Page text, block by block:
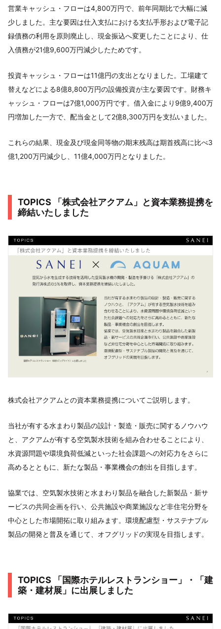
営業キャッシュ・フローは4,800万円で、前年同期比で大幅に減
少しました。主な要因は仕入支払における支払手形および電子記
録債務の利用を原則廃止し、現金振込へ変更したことにより、仕
入債務が21億9,600万円減少したためです。
投資キャッシュ・フローは11億円の支出となりました。工場建て
替えなどによる8億8,800万円の設備投資が主な要因です。財務キ
ャッシュ・フローは7億1,000万円です。借入金により9億9,400万
円増加した一方で、配当金として2億8,300万円を支払いました。
これらの結果、現金及び現金同等物の期末残高は期首残高に比べ3
億1,200万円減少し、11億4,000万円となりました。
TOPICS 「株式会社アクアム」と資本業務提携を
締結いたしました
株式会社アクアムとの資本業務提携についてご説明します。
当社が有する水まわり製品の設計・製造・販売に関するノウハウ
と、アクアムが有する空気製水技術を組み合わせることにより、
水資源問題や環境負荷低減といった社会課題への対応力をさらに
高めるとともに、新たな製品・事業機会の創出を目指します。
協業では、空気製水技術と水まわり製品を融合した新製品・新サ
ービスの共同企画を行い、公共施設や商業施設など非住宅分野を
中心とした市場開拓に取り組みます。環境配慮型・サステナブル
製品の開発と普及を通じて、オフグリッドの実現を目指します。
TOPICS 「国際ホテルレストランショー」・「建
築・建材展」に出展しました